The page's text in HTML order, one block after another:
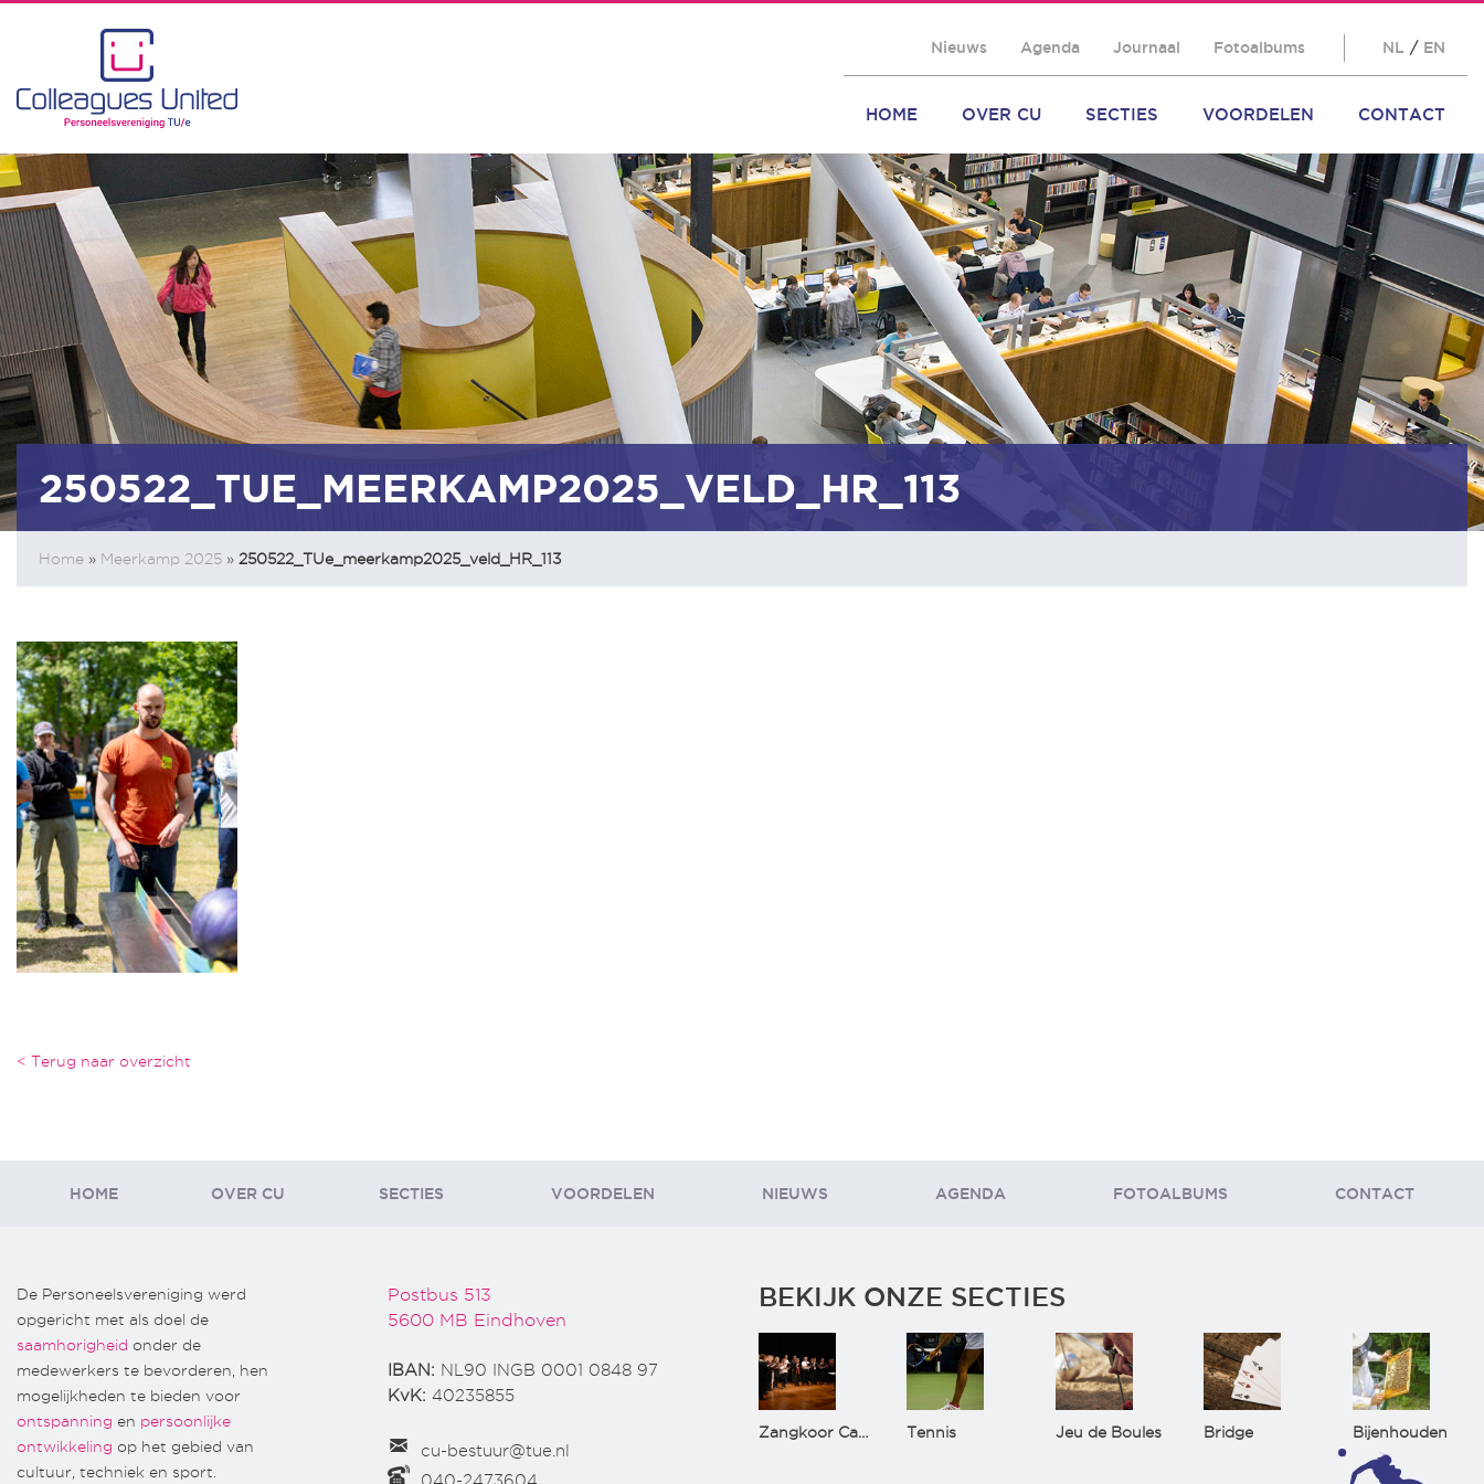
Nieuws Agenda Journaal Fotoalbums NL / EN
HOME OVER CU SECTIES VOORDELEN CONTACT
250522_TUE_MEERKAMP2025_VELD_HR_113
Home » Meerkamp 2025 » 250522_TUe_meerkamp2025_veld_HR_113
< Terug naar overzicht
HOME OVER CU SECTIES VOORDELEN NIEUWS AGENDA FOTOALBUMS CONTACT
De Personeelsvereniging werd
opgericht met als doel de
saamhorigheid onder de
medewerkers te bevorderen, hen
mogelijkheden te bieden voor
ontspanning en persoonlijke
ontwikkeling op het gebied van
cultuur, techniek en sport.
Postbus 513
5600 MB Eindhoven
IBAN: NL90 INGB 0001 0848 97
KvK: 40235855
cu-bestuur@tue.nl
040-2473604
BEKIJK ONZE SECTIES
Zangkoor CantaTu Tennis Jeu de Boules Bridge Bijenhouden